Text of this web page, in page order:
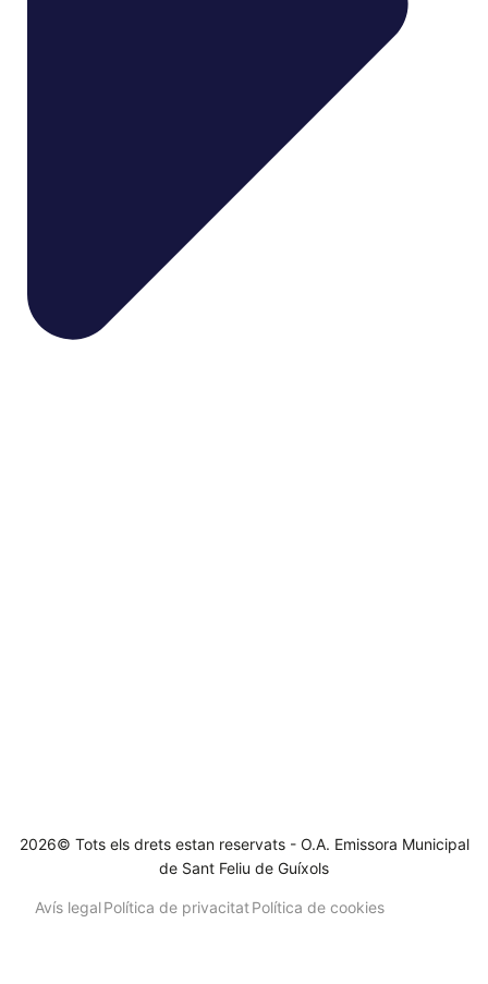
2026© Tots els drets estan reservats - O.A. Emissora Municipal
de Sant Feliu de Guíxols
Avís legalPolítica de privacitatPolítica de cookies